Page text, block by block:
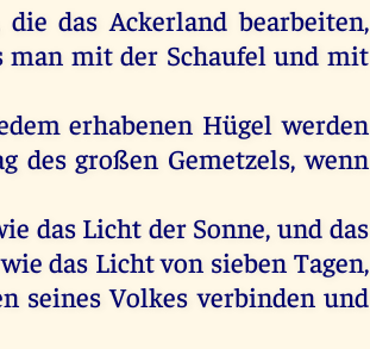
die das Ackerland bearbeiten,
man mit der Schaufel und mit
erhabenen Hügel werden
des großen Gemetzels,wenn
das Licht der Sonne,und das
wie das Lichtvon sieben Tagen,
seines Volkes verbinden und